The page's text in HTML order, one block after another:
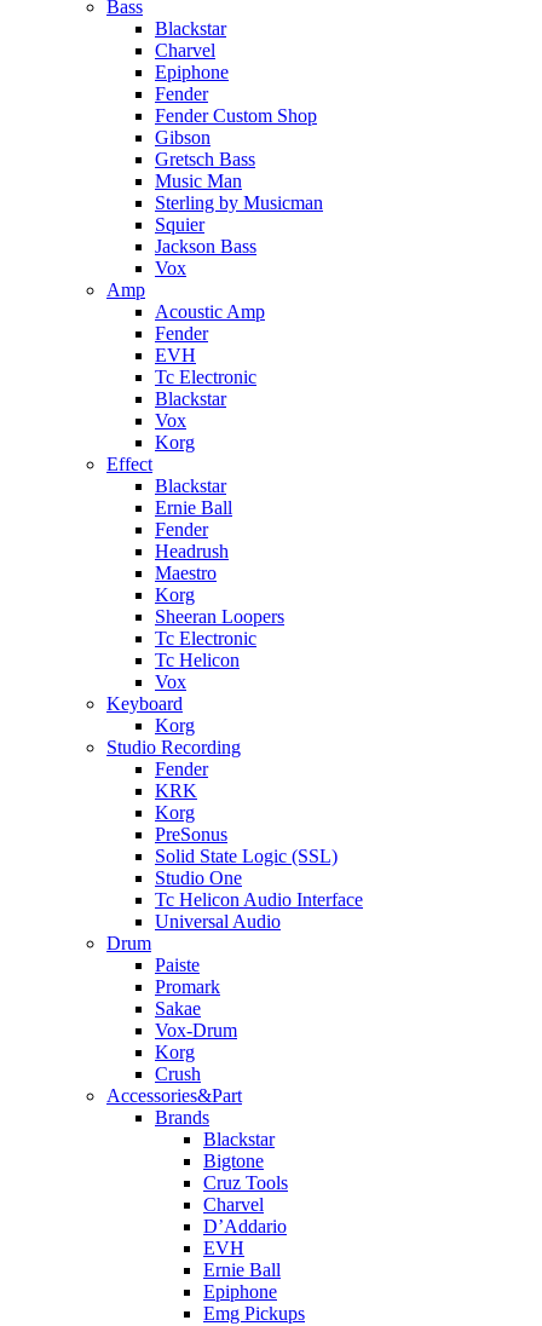
Bass
Blackstar
Charvel
Epiphone
Fender
Fender Custom Shop
Gibson
Gretsch Bass
Music Man
Sterling by Musicman
Squier
Jackson Bass
Vox
Amp
Acoustic Amp
Fender
EVH
Tc Electronic
Blackstar
Vox
Korg
Effect
Blackstar
Ernie Ball
Fender
Headrush
Maestro
Korg
Sheeran Loopers
Tc Electronic
Tc Helicon
Vox
Keyboard
Korg
Studio Recording
Fender
KRK
Korg
PreSonus
Solid State Logic (SSL)
Studio One
Tc Helicon Audio Interface
Universal Audio
Drum
Paiste
Promark
Sakae
Vox-Drum
Korg
Crush
Accessories&Part
Brands
Blackstar
Bigtone
Cruz Tools
Charvel
D’Addario
EVH
Ernie Ball
Epiphone
Emg Pickups